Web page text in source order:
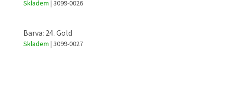
Skladem | 3099-0026
Barva: 24. Gold
Skladem | 3099-0027